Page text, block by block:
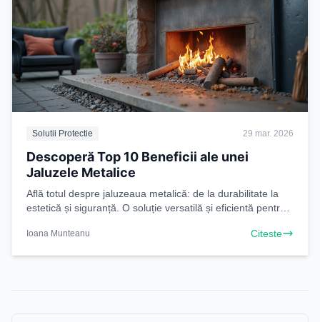
Solutii Protectie 29 mar. 2026
Descoperă Top 10 Beneficii ale unei
Jaluzele Metalice
Află totul despre jaluzeaua metalică: de la durabilitate la
estetică și siguranță. O soluție versatilă și eficientă pentru
Ioana Munteanu Citeste